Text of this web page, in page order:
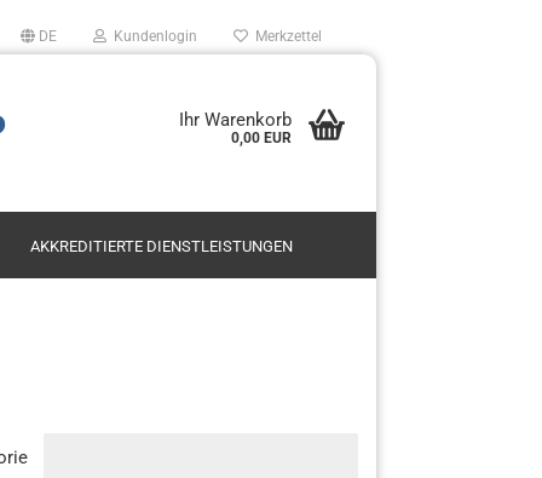
DE Kundenlogin Merkzettel
Ihr Warenkorb
0,00 EUR
AKKREDITIERTE DIENSTLEISTUNGEN